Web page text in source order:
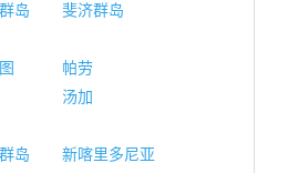
岛
斐济群岛
帕劳
汤加
岛
新喀里多尼亚